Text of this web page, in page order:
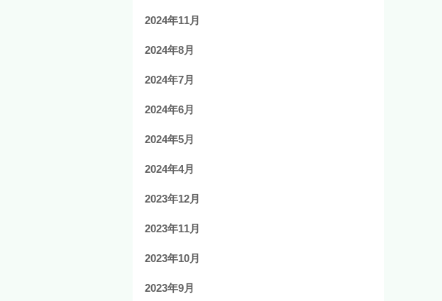
2024年11月
2024年8月
2024年7月
2024年6月
2024年5月
2024年4月
2023年12月
2023年11月
2023年10月
2023年9月